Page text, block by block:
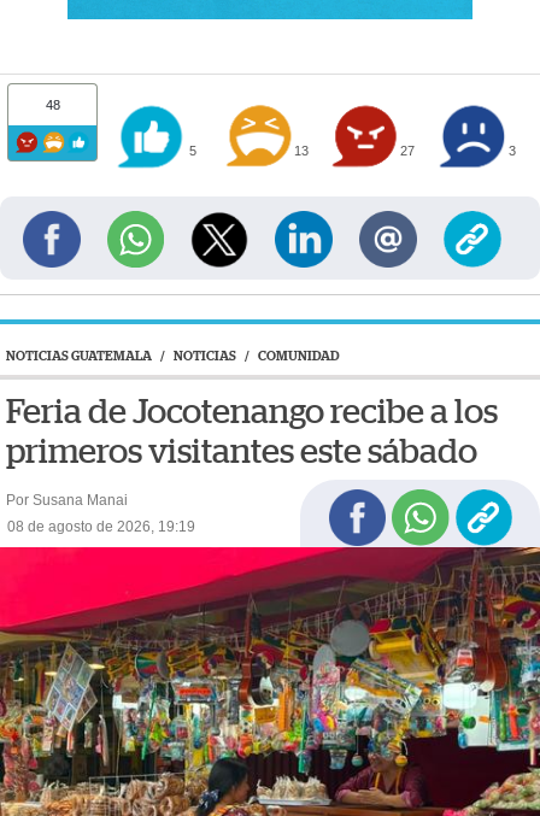
48
5 13 27 3
NOTICIAS GUATEMALA / NOTICIAS / COMUNIDAD
Feria de Jocotenango recibe a los
primeros visitantes este sábado
Por Susana Manai
08 de agosto de 2026, 19:19